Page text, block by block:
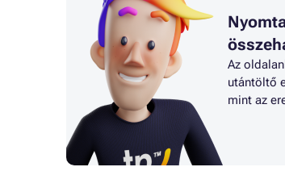
Az
utántöltő
mint az